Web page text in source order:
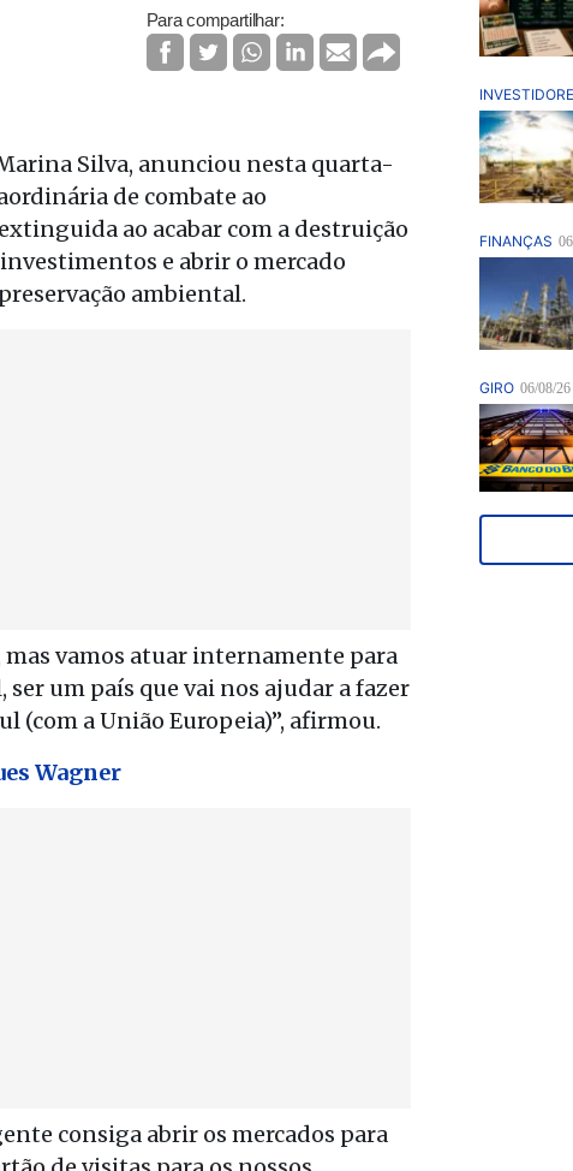
Para compartilhar:
Silva, anunciou nesta quarta-
de combate ao
ao acabar com a destruição
e abrir o mercado
ambiental.
vamos atuar internamente para
um país que vai nos ajudar a fazer
(com a União Europeia)”, afirmou.
Wagner
consiga abrir os mercados para